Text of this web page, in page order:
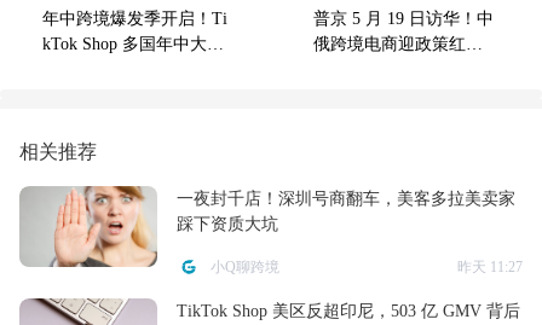
年中跨境爆发季开启！Ti
kTok Shop 多国年中大促
普京 5 月 19 日访华！中
俄跨境电商迎政策红
相关推荐
一夜封千店！深圳号商翻车，美客多拉美卖家
踩下资质大坑
小Q聊跨境 昨天 11:27
TikTok Shop 美区反超印尼，503 亿 GMV 背后